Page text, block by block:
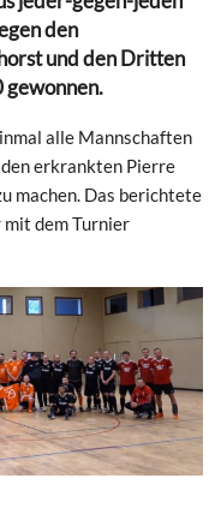
den
und den Dritten
gewonnen.
alle Mannschaften
erkrankten Pierre
machen. Das berichtete
mit dem Turnier